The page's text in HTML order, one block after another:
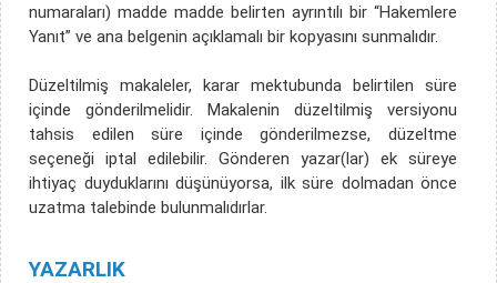
numaraları) madde madde belirten ayrıntılı bir “Hakemlere
Yanıt” ve ana belgenin açıklamalı bir kopyasını sunmalıdır.
Düzeltilmiş makaleler, karar mektubunda belirtilen süre
içinde gönderilmelidir. Makalenin düzeltilmiş versiyonu
tahsis edilen süre içinde gönderilmezse, düzeltme
seçeneği iptal edilebilir. Gönderen yazar(lar) ek süreye
ihtiyaç duyduklarını düşünüyorsa, ilk süre dolmadan önce
uzatma talebinde bulunmalıdırlar.
YAZARLIK